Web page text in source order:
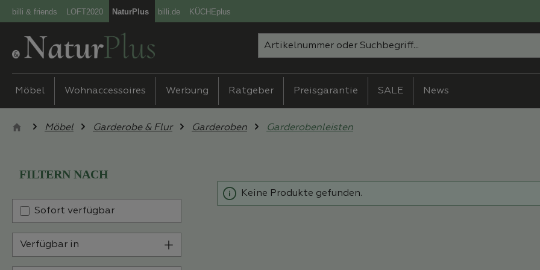
Hauptinhalt springen
Zur Suche springen
Zur Hauptnavigation springen
billi & friends LOFT2020 NaturPlus billi.de KÜCHEplus
Möbel Wohnaccessoires Werbung Ratgeber Preisgarantie SALE News
Möbel Garderobe & Flur Garderoben Garderobenleisten
FILTERN NACH
Sofort verfügbar
Verfügbar in
Keine Produkte gefunden.